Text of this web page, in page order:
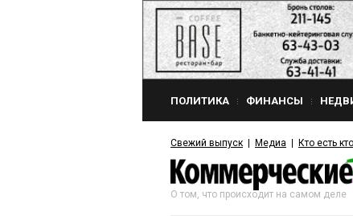
ПОЛИТИКА ФИНАНСЫ
Свежий выпуск Медиа Кто есть кто
О том, что происходит на самом деле